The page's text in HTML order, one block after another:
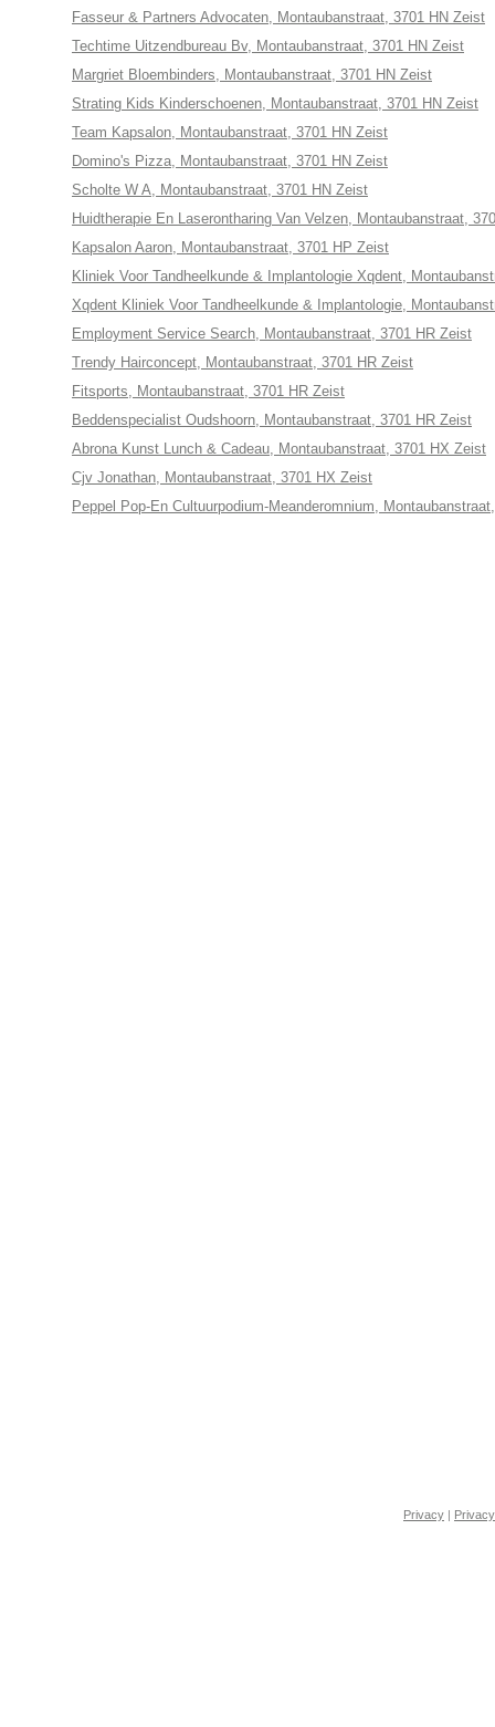
Fasseur & Partners Advocaten, Montaubanstraat, 3701 HN Zeist
Techtime Uitzendbureau Bv, Montaubanstraat, 3701 HN Zeist
Margriet Bloembinders, Montaubanstraat, 3701 HN Zeist
Strating Kids Kinderschoenen, Montaubanstraat, 3701 HN Zeist
Team Kapsalon, Montaubanstraat, 3701 HN Zeist
Domino's Pizza, Montaubanstraat, 3701 HN Zeist
Scholte W A, Montaubanstraat, 3701 HN Zeist
Huidtherapie En Laserontharing Van Velzen, Montaubanstraat,
Kapsalon Aaron, Montaubanstraat, 3701 HP Zeist
Kliniek Voor Tandheelkunde & Implantologie Xqdent,
Xqdent Kliniek Voor Tandheelkunde & Implantologie,
Employment Service Search, Montaubanstraat, 3701 HR Zeist
Trendy Hairconcept, Montaubanstraat, 3701 HR Zeist
Fitsports, Montaubanstraat, 3701 HR Zeist
Beddenspecialist Oudshoorn, Montaubanstraat, 3701 HR Zeist
Abrona Kunst Lunch & Cadeau, Montaubanstraat, 3701 HX Zeist
Cjv Jonathan, Montaubanstraat, 3701 HX Zeist
Peppel Pop-En Cultuurpodium-Meanderomnium,
Privacy |